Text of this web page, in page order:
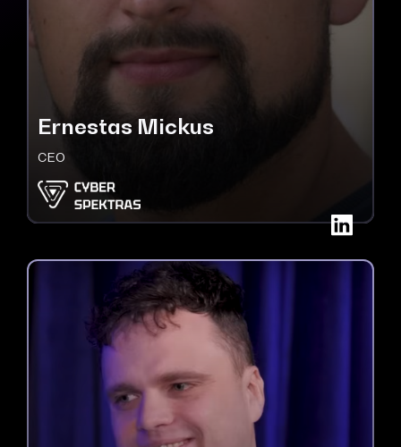
Ernestas Mickus
CEO